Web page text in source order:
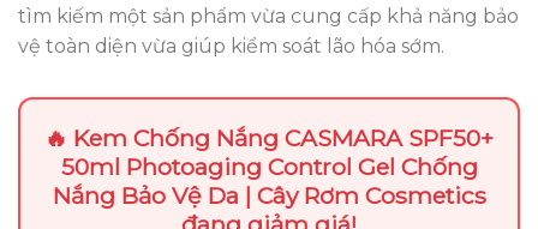
tìm kiếm một sản phẩm vừa cung cấp khả năng bảo
vệ toàn diện vừa giúp kiểm soát lão hóa sớm.
🔥 Kem Chống Nắng CASMARA SPF50+
50ml Photoaging Control Gel Chống
Nắng Bảo Vệ Da | Cây Rơm Cosmetics